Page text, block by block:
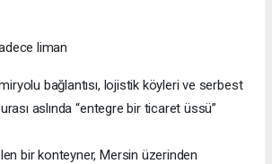
liman
bağlantısı, lojistik köyleri ve serbest
aslında “entegre bir ticaret üssü”
bir konteyner, Mersin üzerinden